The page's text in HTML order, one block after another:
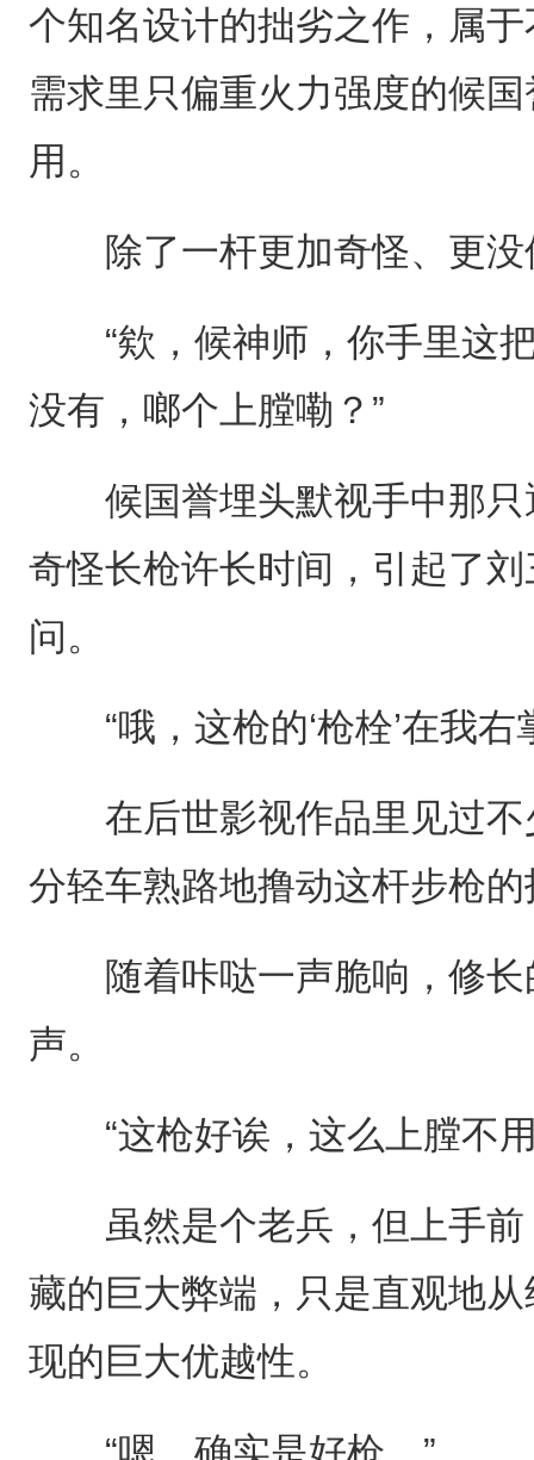
个知名设计的拙劣之作，属
需求里只偏重火力强度的候
用。
除了一杆更加奇怪、更没
“欸，候神师，你手里这把
没有，啷个上膛嘞？”
候国誉埋头默视手中那只
奇怪长枪许长时间，引起了
问。
“哦，这枪的‘枪栓’在我右
在后世影视作品里见过不
分轻车熟路地撸动这杆步枪
随着咔哒一声脆响，修长
声。
“这枪好诶，这么上膛不用
虽然是个老兵，但上手前
藏的巨大弊端，只是直观地
现的巨大优越性。